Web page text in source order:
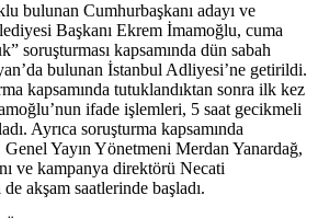
bulunan Cumhurbaşkanı adayı ve
Başkanı Ekrem İmamoğlu, cuma
soruşturması kapsamında dün sabah
bulunan İstanbul Adliyesi’ne getirildi.
kapsamında tutuklandıktan sonra ilk kez
ifade işlemleri, 5 saat gecikmeli
Ayrıca soruşturma kapsamında
Genel Yayın Yönetmeni Merdan Yanardağ,
ve kampanya direktörü Necati
akşam saatlerinde başladı.